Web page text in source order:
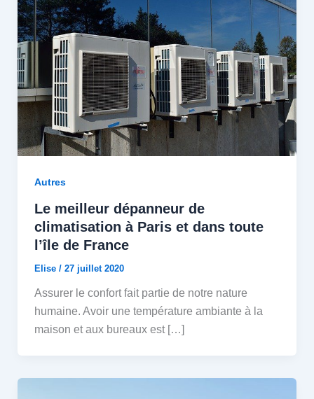
Autres
Le meilleur dépanneur de
climatisation à Paris et dans toute
l’île de France
Elise / 27 juillet 2020
Assurer le confort fait partie de notre nature
humaine. Avoir une température ambiante à la
maison et aux bureaux est […]